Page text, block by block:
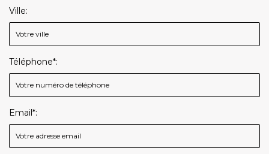
Ville:
Téléphone*:
Email*: